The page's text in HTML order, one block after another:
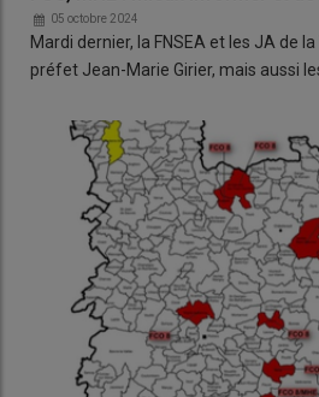
05 octobre 2024
Mardi dernier, la FNSEA et les JA de
préfet Jean-Marie Girier, mais aussi